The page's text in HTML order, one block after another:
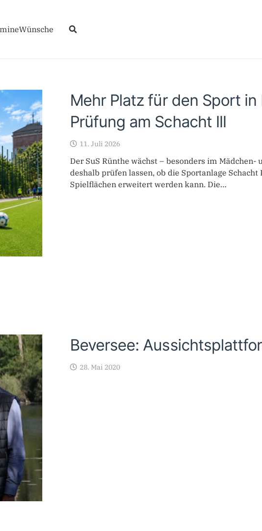
Wünsche
Mehr Platz für den Sport
Prüfung am Schacht III
11. Juli 2026
Der SuS Rünthe wächst – besonders im
deshalb prüfen lassen, ob die Sportanlage
Spielflächen erweitert werden kann. Die…
Beversee:
28. Mai 2020